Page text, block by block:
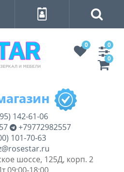
0
0
0
142-61-06
+79772982557
101-70-63
шоссе, 125Д, корп. 2